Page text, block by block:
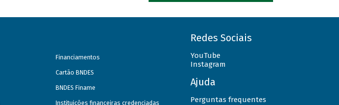
Financiamentos
Cartão BNDES
BNDES Finame
Instituições financeiras credenciadas
Redes Sociais
YouTube
Instagram
Ajuda
Perguntas frequentes